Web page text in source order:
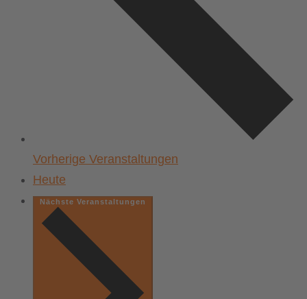
Vorherige Veranstaltungen
Heute
Nächste Veranstaltungen